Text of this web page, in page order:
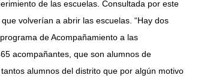
de las escuelas. Consultada por este
volverían a abrir las escuelas. “Hay dos
de Acompañamiento a las
acompañantes, que son alumnos de
alumnos del distrito que por algún motivo